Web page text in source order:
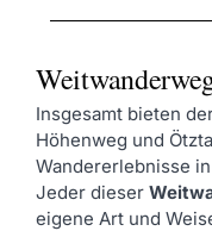
Insgesamt bieten
Höhenweg und
Wandererlebnisse
Jeder dieser
eigene Art und